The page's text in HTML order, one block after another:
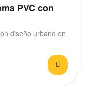
PVC con
diseño urbano en